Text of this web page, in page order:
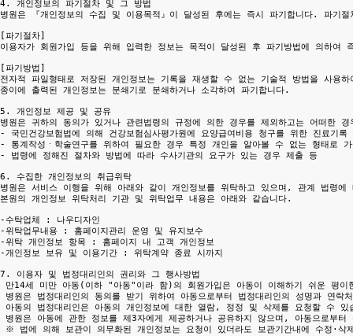
4. 개인정보의 파기절차 및 그 방법
병원은 『개인정보의 수집 및 이용목적』이 달성된 후에는 즉시 파기합니다. 파기
[파기절차]
이용자가 회원가입 등을 위해 입력한 정보는 목적이 달성된 후 파기방법에 의하여
[파기방법]
전자적 파일형태로 저장된 개인정보는 기록을 재생할 수 없는 기술적 방법을 사용
종이에 출력된 개인정보는 분쇄기로 분쇄하거나 소각하여 파기합니다.
5. 개인정보 제공 및 공유
병원은 귀하의 동의가 있거나 관련법령의 규정에 의한 경우를 제외하고는 어떠한
- 국민건강보험법에 의해 건강보험심사평가원에 요양급여비용 청구를 위한 진료기록
- 통계작성ㆍ학술연구를 위하여 필요한 경우 특정 개인을 알아볼 수 없는 형태로 가
- 법령에 정해진 절차와 방법에 따라 수사기관의 요구가 있는 경우 제출 등
6. 수집한 개인정보의 취급위탁
병원은 서비스 이행을 위해 아래와 같이 개인정보를 위탁하고 있으며, 관계 법령
본원의 개인정보 위탁처리 기관 및 위탁업무 내용은 아래와 같습니다.
-수탁업체 : 나우디자인
-위탁업무내용 : 홈페이지관리 운영 및 유지보수
-위탁 개인정보 항목 : 홈페이지 내 고객 개인정보
-개인정보 보유 및 이용기간 : 위탁계약 종료 시까지
7. 이용자 및 법정대리인의 권리와 그 행사방법
만14세 미만 아동(이하 "아동"이라 함)의 회원가입은 아동이 이해하기 쉬운 평이
병원은 법정대리인의 동의를 받기 위하여 아동으로부터 법정대리인의 성명과 연
아동의 법정대리인은 아동의 개인정보에 대한 열람, 정정 및 삭제를 요청할 수
병원은 아동에 관한 정보를 제3자에게 제공하거나 공유하지 않으며, 아동으로부
※ 법에 의해 보관이 의무화된 개인정보는 요청이 있더라도 보관기간내에 수정·삭